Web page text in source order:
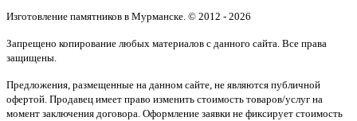
Изготовление памятников в Мурманске. © 2012 - 2026
Запрещено копирование любых материалов с данного сайта. Все права
защищены.
Предложения, размещенные на данном сайте, не являются публичной
офертой. Продавец имеет право изменить стоимость товаров/услуг на
момент заключения договора. Оформление заявки не фиксирует стоимость